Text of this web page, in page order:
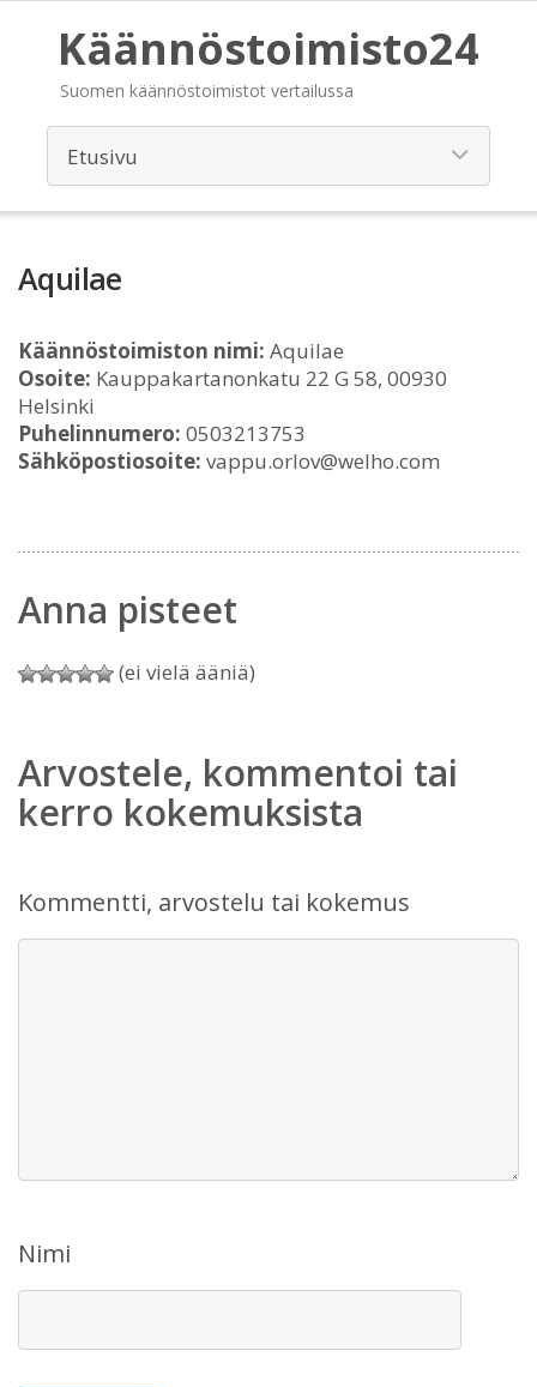
Käännöstoimisto24
Suomen käännöstoimistot vertailussa
Aquilae
Käännöstoimiston nimi: Aquilae
Osoite: Kauppakartanonkatu 22 G 58, 00930
Helsinki
Puhelinnumero: 0503213753
Sähköpostiosoite: vappu.orlov@welho.com
Anna pisteet
(ei vielä ääniä)
Arvostele, kommentoi tai
kerro kokemuksista
Kommentti, arvostelu tai kokemus
Nimi